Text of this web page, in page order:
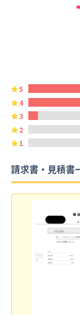
5
4
3
2
1
請求書・見積書